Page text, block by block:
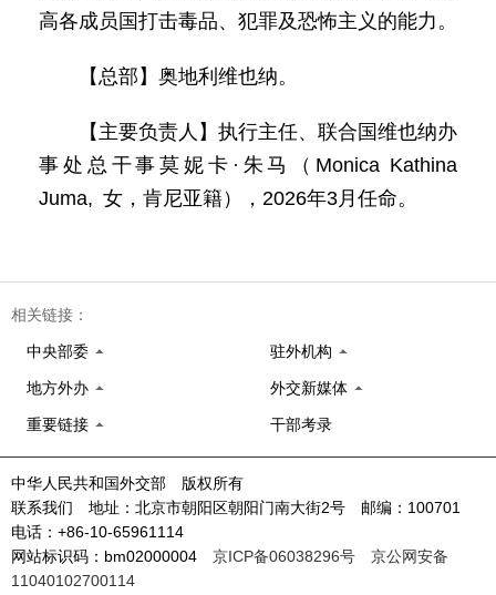
高各成员国打击毒品、犯罪及恐怖主义的能力。
【总部】奥地利维也纳。
【主要负责人】执行主任、联合国维也纳办
事处总干事莫妮卡·朱马（Monica Kathina
Juma, 女，肯尼亚籍），2026年3月任命。
相关链接：
中央部委 驻外机构
地方外办 外交新媒体
重要链接 干部考录
中华人民共和国外交部 版权所有
联系我们 地址：北京市朝阳区朝阳门南大街2号 邮编：100701
电话：+86-10-65961114
网站标识码：bm02000004 京ICP备06038296号
京公网安备
11040102700114